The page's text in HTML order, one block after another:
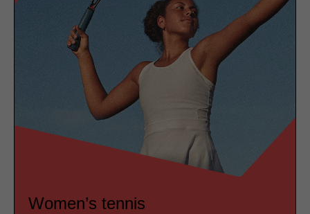
Women’s tennis